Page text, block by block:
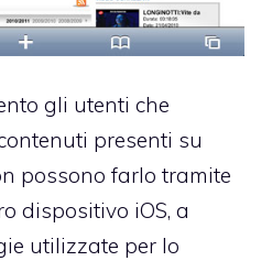
gli utenti che
presenti su
possono farlo tramite
dispositivo iOS, a
utilizzate per lo